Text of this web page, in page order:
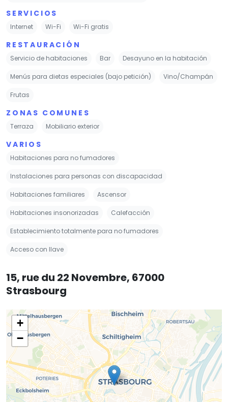
SERVICIOS
Internet Wi-Fi Wi-Fi gratis
RESTAURACIÓN
Servicio de habitaciones Bar Desayuno en la habitación
Menús para dietas especiales (bajo petición) Vino/Champán
Frutas
ZONAS COMUNES
Terraza Mobiliario exterior
VARIOS
Habitaciones para no fumadores
Instalaciones para personas con discapacidad
Habitaciones familiares Ascensor
Habitaciones insonorizadas Calefacción
Establecimiento totalmente para no fumadores
Acceso con llave
15, rue du 22 Novembre, 67000
Strasbourg
+
−